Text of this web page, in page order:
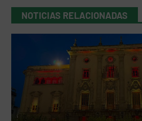
NOTICIAS RELACIONADAS